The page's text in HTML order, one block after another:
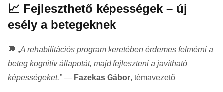
📈 Fejleszthető képességek – új
esély a betegeknek
💬 „A rehabilitációs program keretében érdemes felmérni a
beteg kognitív állapotát, majd fejleszteni a javítható
képességeket.”— Fazekas Gábor, témavezető